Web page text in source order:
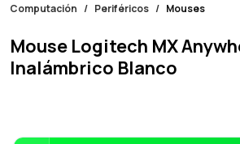
Computación Periféricos Mouses
Mouse Logitech MX
Inalámbrico Blanco